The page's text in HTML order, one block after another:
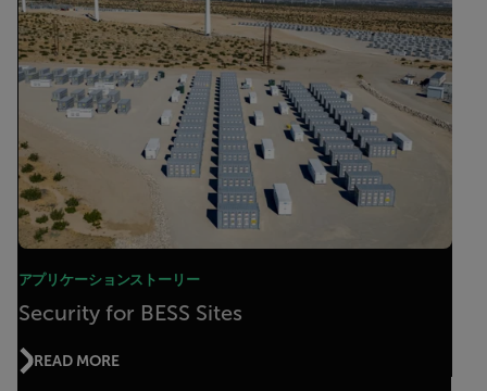
アプリケーションストーリー
Security for BESS Sites
READ MORE